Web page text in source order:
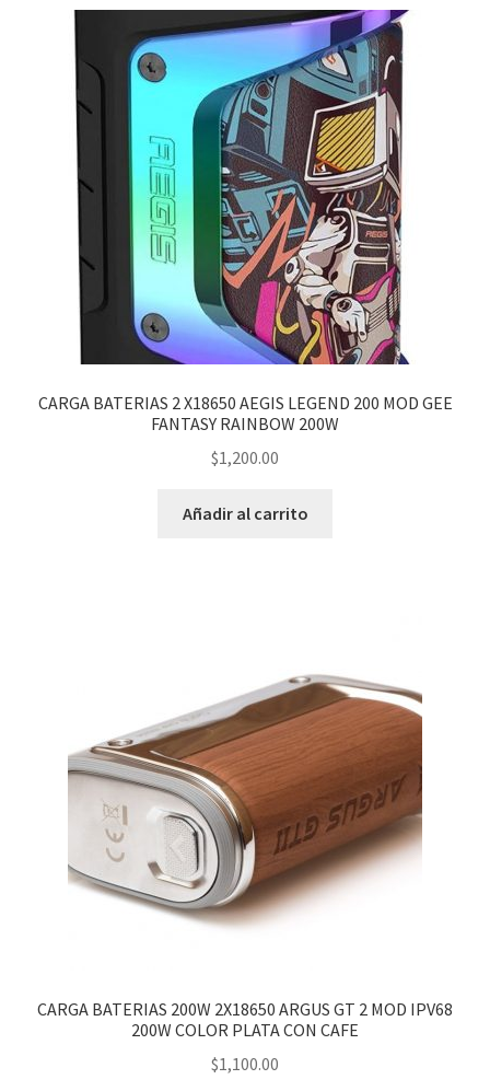
CARGA BATERIAS 2 X18650 AEGIS LEGEND 200 MOD GEE
FANTASY RAINBOW 200W
$1,200.00
Añadir al carrito
CARGA BATERIAS 200W 2X18650 ARGUS GT 2 MOD IPV68
200W COLOR PLATA CON CAFE
$1,100.00